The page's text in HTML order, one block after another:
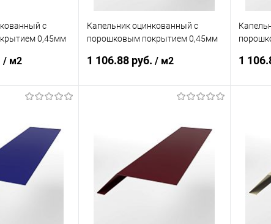
с
0,45мм
/ м2
Сравнение
Под заказ
Капельник оцинкованный с
порошковым покрытием 0,45мм
1 106.88 руб. / м2
Купить в 1 клик Сравнение
В избранное Под заказ
1
В